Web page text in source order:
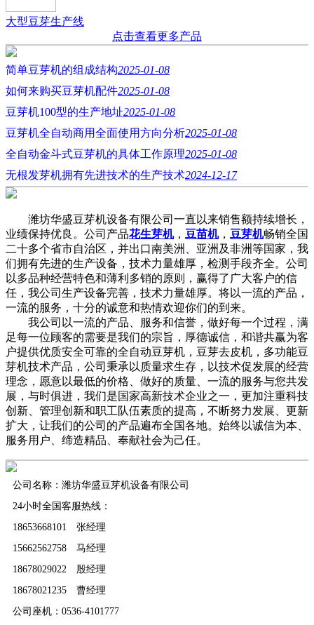
大型豆芽生产线
点击查看更多产品
简单豆芽机的组成结构2025-01-08
如何来购买豆芽机配件2025-01-08
豆芽机100型的生产地址2025-01-08
豆芽机全自动商用全面使用方向分析2025-01-08
全自动金斗式豆芽机的具体工作原理2025-01-08
无根发芽机拥有先进技术的生产技术2024-12-17
潍坊华盛豆芽机设备有限公司一直以来销售额持续增长，
业绩保持优良。公司产品花生芽机， 豆苗机， 豆芽机畅销全国
二十多个省市自治区，并出口南美洲、亚洲及非洲等国家，我
们拥有先进的生产设备，技术力量雄厚，检测手段齐全。公司
以多品种经营特色和薄利多销的原则，赢得了广大客户的信
任，我公司生产设备完善，技术力量雄厚。将以一流的产品，
一流的服务，十分的诚意和热情欢迎你们的到来。
我公司以一流的产品、服务和信誉，做好每一个过程，满
足每一位顾客的需要是我们的宗旨，厚德诚信，和谐共赢为客
户提供优质安全可靠的全自动豆芽机，豆芽去皮机，多功能豆
芽机技术产品，公司秉承以质量求生存，以技术促发展的经营
理念，愿意以最低的价格、做好的质量、一流的服务与您共发
展，与时俱进，我们是国家高新技术企业之一，更加注重科技
创新、管理创新和职工队伍素质的提高，不断努力发展、更新
扩大，让我们的公司的产品遍布全国各地。始终以诚信为本、
服务用户、缔造精品、奉献社会为己任。
公司名称：潍坊华盛豆芽机设备有限公司
24小时全国客服热线：
18653668101 张经理
15662562758 马经理
18678029022 殷经理
18678021235 曹经理
公司座机：0536-4101777